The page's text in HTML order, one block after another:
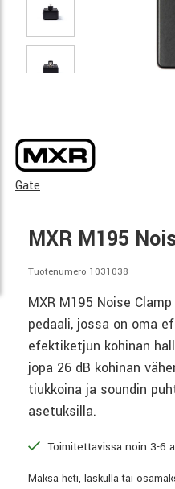
Gate
MXR M195
Tuotenumero 1031038
MXR M195 Noise
pedaali, jossa on oma
efektiketjun kohinan
jopa 26 dB kohinan
tiukkoina ja soundin
asetuksilla.
Toimitettavissa noin 3-6
Maksa heti, laskulla tai